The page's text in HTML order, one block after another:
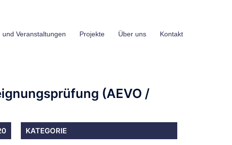
Veranstaltungen Projekte Über uns Kontakt
(AEVO /
KATEGORIE